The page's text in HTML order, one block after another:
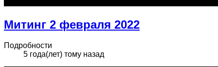
Митинг 2 февраля 2022
Подробности
5 года(лет) тому назад